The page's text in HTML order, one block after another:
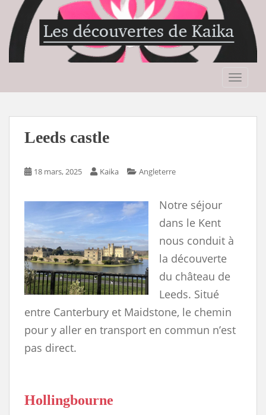
Leeds castle
18 mars, 2025 Kaika Angleterre
Notre séjour
dans le Kent
nous conduit à
la découverte
du château de
Leeds. Situé
entre Canterbury et Maidstone, le chemin
pour y aller en transport en commun n’est
pas direct.
Hollingbourne